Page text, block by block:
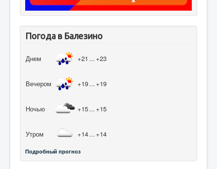
Погода в Балезино
Днем +21 ... +23
Вечером +19... +19
Ночью +15... +15
Утром +14... +14
Подробный прогноз